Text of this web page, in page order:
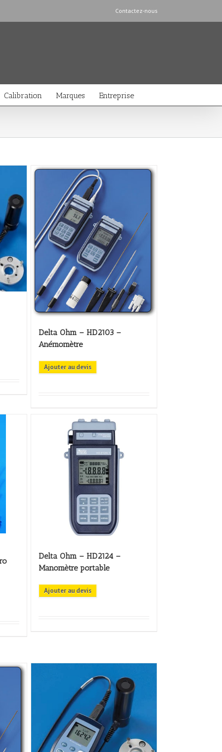
Contactez-nous
Calibration Marques Entreprise
Delta Ohm – HD2103 –
Anémomètre
Ajouter au devis
Delta Ohm – HD2124 –
Manomètre portable
Ajouter au devis